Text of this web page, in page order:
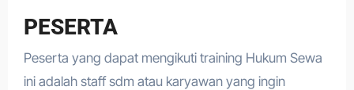
PESERTA
Peserta yang dapat mengikuti training Hukum Sewa
ini adalah staff sdm atau karyawan yang ingin